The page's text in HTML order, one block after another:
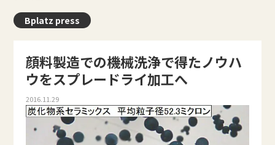
Bplatz press
顔料製造での機械洗浄で得たノウハ
ウをスプレードライ加工へ
2016.11.29